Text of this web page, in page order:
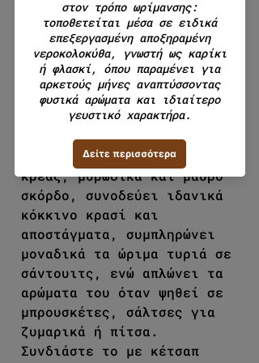
Περιγραφή προϊόντος :
Σαλάμι Αέρος με Μαύρο
Σκόρδο. Αρωματικό και
ελαφρώς πικάντικο σαλάμι
ωρίμανσης, με μια γλυκειά
επίγευση μαύρου σκόρδου.
Φτιαγμένο από χοιρινό
κρέας, μυρωδικά και μαύρο
σκόρδο, συνοδεύει ιδανικά
κόκκινο κρασί και
αποστάγματα, συμπληρώνει
μοναδικά τα ώριμα τυριά σε
σάντουιτς, ενώ απλώνει τα
αρώματα του όταν ψηθεί σε
μπρουσκέτες, σάλτσες για
ζυμαρικά ή πίτσα.
Συνδιάστε το με κέτσαπ